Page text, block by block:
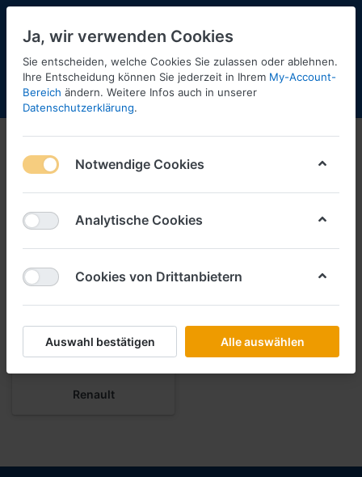
Menü Anmelden Shopaktualisierung
Komplett Modelle
Iveco DAF
Renault
Ja, wir verwenden Cookies
Sie entscheiden, welche Cookies Sie zulassen oder ablehnen.
Ihre Entscheidung können Sie jederzeit in Ihrem My-Account-
Bereich ändern. Weitere Infos auch in unserer
Datenschutzerklärung.
Notwendige Cookies
Analytische Cookies
Cookies von Drittanbietern
Auswahl bestätigen Alle auswählen